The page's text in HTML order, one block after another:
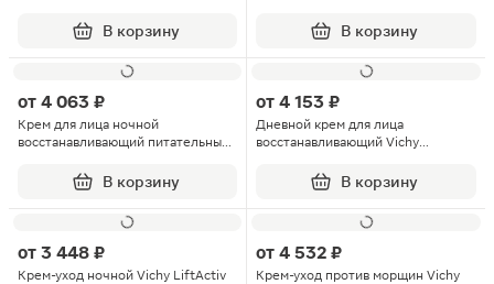
В корзину В корзину
от 4 063 ₽
Крем для лица ночной
восстанавливающий питательный
В корзину
от 4 153 ₽
Дневной крем для лица
восстанавливающий Vichy
В корзину
от 3 448 ₽
Крем-уход ночной Vichy LiftActiv
от 4 532 ₽
Крем-уход против морщин Vichy